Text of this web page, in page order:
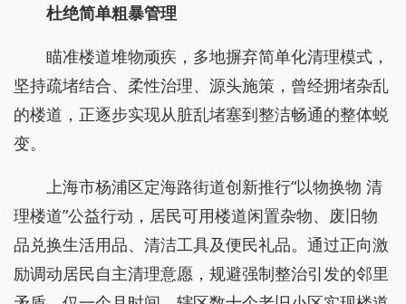
杜绝简单粗暴管理
瞄准楼道堆物顽疾，多地摒弃简单化清理模式，
坚持疏堵结合、柔性治理、源头施策，曾经拥堵杂乱
的楼道，正逐步实现从脏乱堵塞到整洁畅通的整体蜕
变。
上海市杨浦区定海路街道创新推行“以物换物 清
理楼道”公益行动，居民可用楼道闲置杂物、废旧物
品兑换生活用品、清洁工具及便民礼品。通过正向激
励调动居民自主清理意愿，规避强制整治引发的邻里